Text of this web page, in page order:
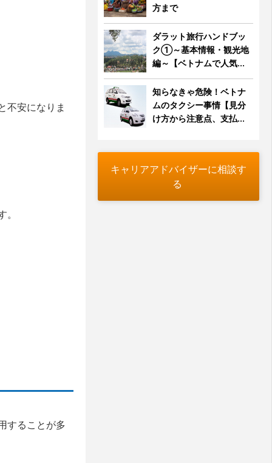
不安になりま
することが多
方まで
ダラット旅行ハンドブッ
ク①～基本情報・観光地
編～【ベトナムで人気...
知らなきゃ危険！ベトナ
ムのタクシー事情【見分
け方から注意点、支払...
キャリアアドバイザーに相談す
る